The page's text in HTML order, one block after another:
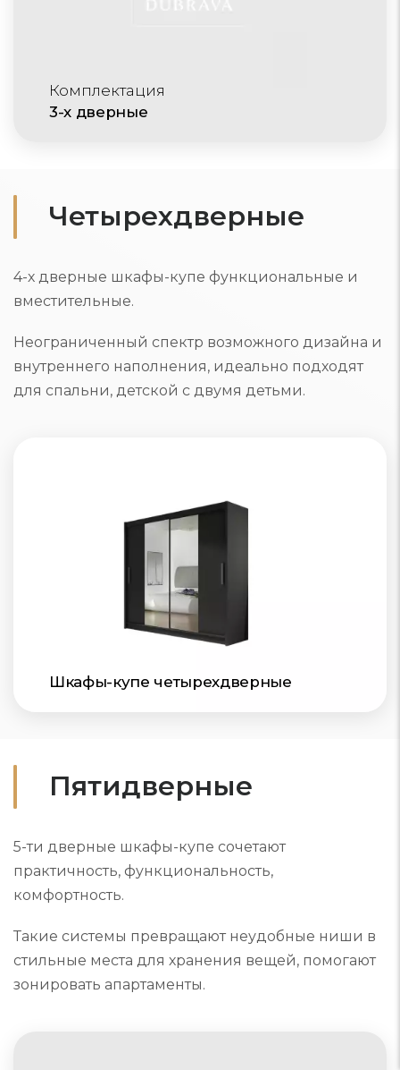
Комплектация
3-х дверные
Четырехдверные
4-х дверные шкафы-купе функциональные и
вместительные.
Неограниченный спектр возможного дизайна и
внутреннего наполнения, идеально подходят
для спальни, детской с двумя детьми.
Шкафы-купе четырехдверные
Пятидверные
5-ти дверные шкафы-купе сочетают
практичность, функциональность,
комфортность.
Такие системы превращают неудобные ниши в
стильные места для хранения вещей, помогают
зонировать апартаменты.